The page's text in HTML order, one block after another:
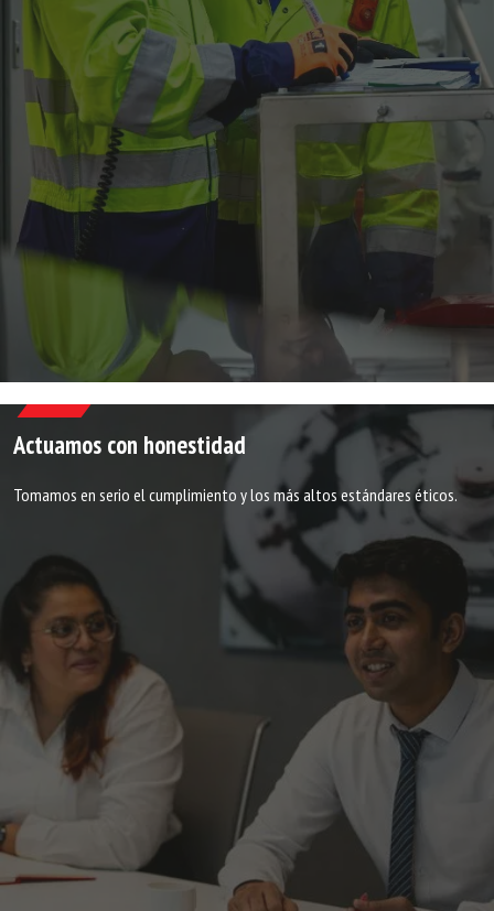
Actuamos con honestidad​
Tomamos en serio el cumplimiento y los más altos estándares éticos.